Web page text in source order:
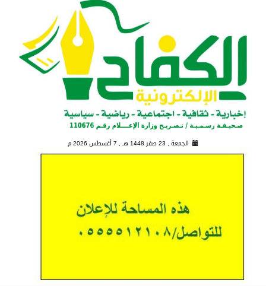
الجمعة , 23 صفر 1448 هـ , 7 أغسطس 2026 م